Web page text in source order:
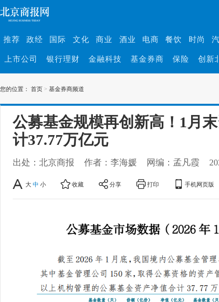
推荐 政经 国际 文化 商业 酒业 电商 餐饮 时尚
上市公司 银行理财 金融科技 基金券商 保险 创新
您的位置： 首页 > 基金券商频道
公募基金规模再创新高！1月
计37.77万亿元
出处：北京商报 作者：李海媛 网编：孟凡霞
大 中 小 收藏 分享 打印 手机网页版